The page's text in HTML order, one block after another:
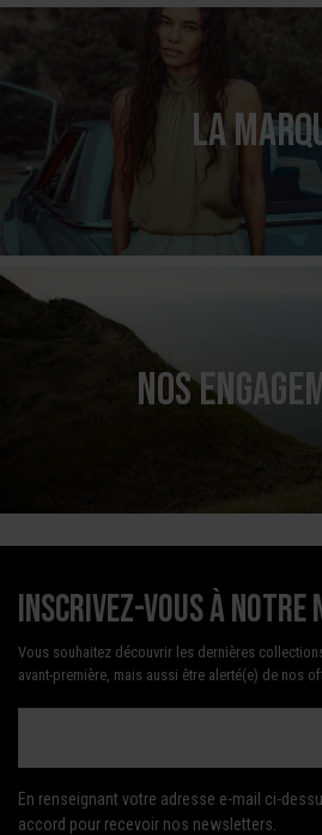
LA
NOS
Inscrivez-vous à
Vous souhaitez découvrir les dernières
avant-première, mais aussi être alerté(e) de nos
En renseignant votre adresse e-mail ci-
accord pour recevoir nos newsletters.